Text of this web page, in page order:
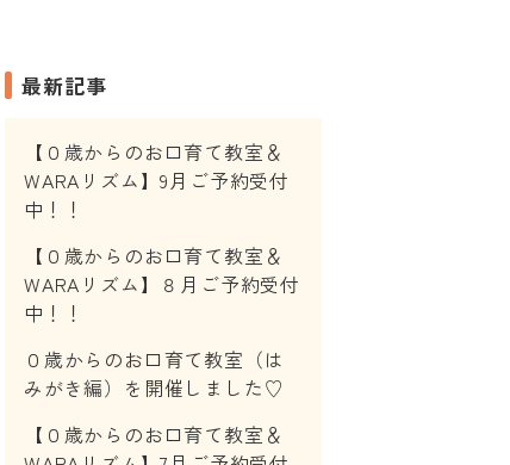
最新記事
【０歳からのお口育て教室＆
WARAリズム】9月ご予約受付
中！！
【０歳からのお口育て教室＆
WARAリズム】８月ご予約受付
中！！
０歳からのお口育て教室（は
みがき編）を開催しました♡
【０歳からのお口育て教室＆